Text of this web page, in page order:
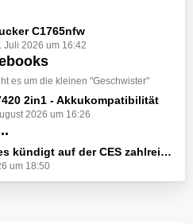
C1765nfw
Juli 2026 um 16:42
es um die kleinen "Geschwister"
2in1 - Akkukompatibilität
2026 um 16:26
der CES zahlreiche Alienware-Neuheiten an
um 18:50